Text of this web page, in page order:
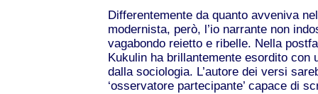
Differentemente da quanto avveniva
modernista, però, l’io narrante non
vagabondo reietto e ribelle. Nella
Kukulin ha brillantemente esordito con
dalla sociologia. L’autore dei versi
‘osservatore partecipante’ capace di